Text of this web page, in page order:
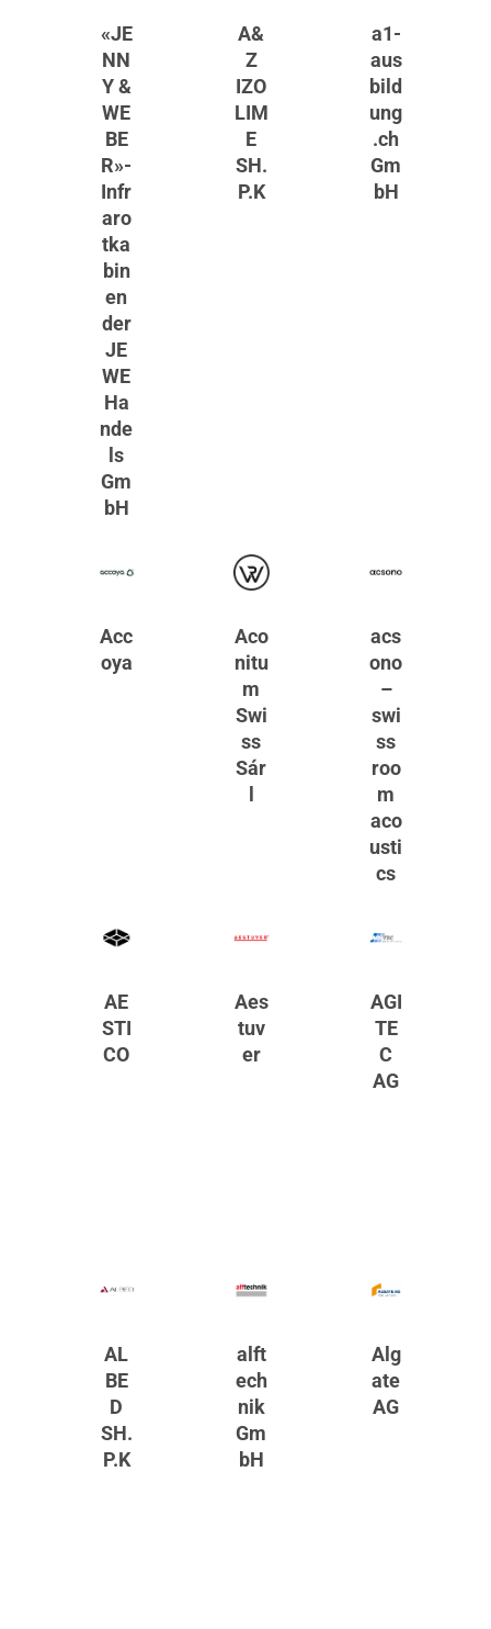
«JE
NN
Y &
WE
BE
R»-
Infr
aro
tka
bin
en
der
JE
WE
Ha
nde
ls
Gm
bH
A&
Z
IZO
LIM
E
SH.
P.K
a1-
aus
bild
ung
.ch
Gm
bH
Acc
oya
Aco
nitu
m
Swi
ss
Sár
acs
ono
–
swi
ss
roo
m
aco
usti
cs
AE
STI
CO
Aes
tuv
er
AGI
TE
C
AG
AL
BE
D
SH.
P.K
alft
ech
nik
Gm
bH
Alg
ate
AG